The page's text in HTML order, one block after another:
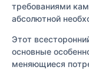
требованиями
абсолютной
Этот
основные
меняющиеся